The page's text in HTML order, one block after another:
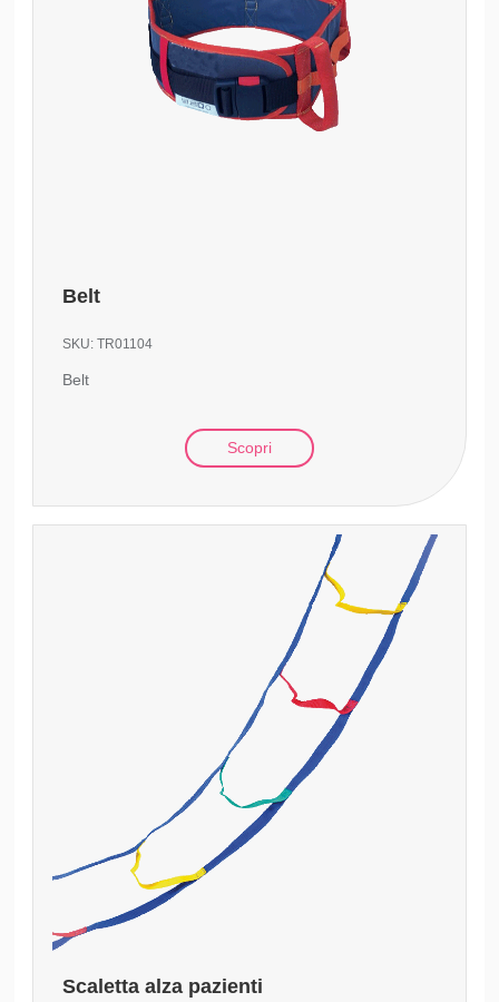
Belt
SKU:TR01104
Belt
Scopri
Scaletta alza pazienti